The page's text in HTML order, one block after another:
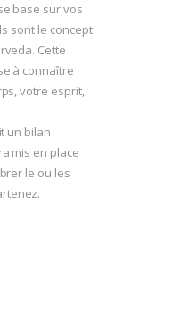
base sur vos
sont le concept
Cette
à connaître
votre esprit,
un bilan
mis en place
le ou les